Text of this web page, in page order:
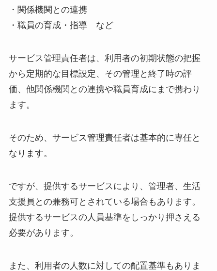
・関係機関との連携
・職員の育成・指導 など
サービス管理責任者は、利用者の初期状態の把握
から定期的な目標設定、その管理と終了時の評
価、他関係機関との連携や職員育成にまで携わり
ます。
そのため、サービス管理責任者は基本的に専任と
なります。
ですが、提供するサービスにより、管理者、生活
支援員との兼務可とされている場合もあります。
提供するサービスの人員基準をしっかり押さえる
必要があります。
また、利用者の人数に対しての配置基準もありま